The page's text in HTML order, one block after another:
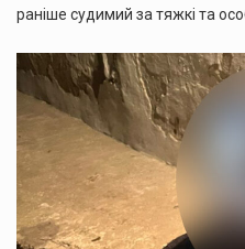
раніше судимий за тяжкі та